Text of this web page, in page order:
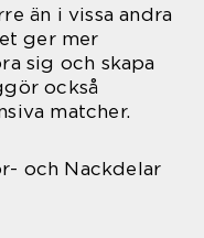
än i vissa andra
ger mer
sig och skapa
också
matcher.
och Nackdelar